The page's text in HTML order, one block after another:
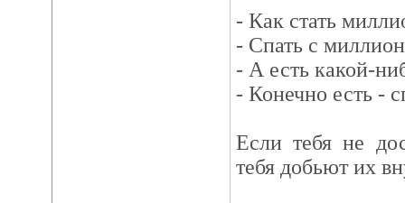
- Как стать
- Спать с
- А есть какой-
- Конечно есть -
Если тебя не
тебя добьют их